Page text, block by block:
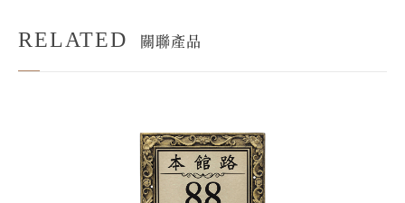
RELATED 關聯產品